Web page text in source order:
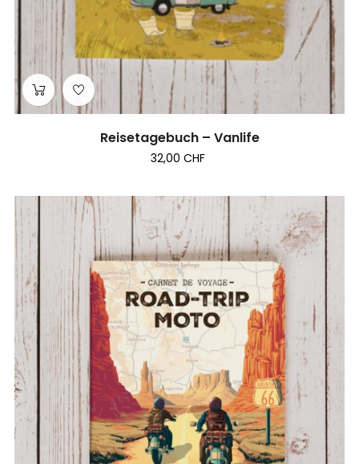
Reisetagebuch – Vanlife
32,00 CHF